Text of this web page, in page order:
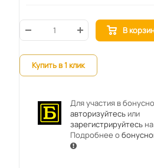
В
Купить в 1 клик
Для участия в
авторизуйтесьили
зарегистрируйтесьна
Подробнее о